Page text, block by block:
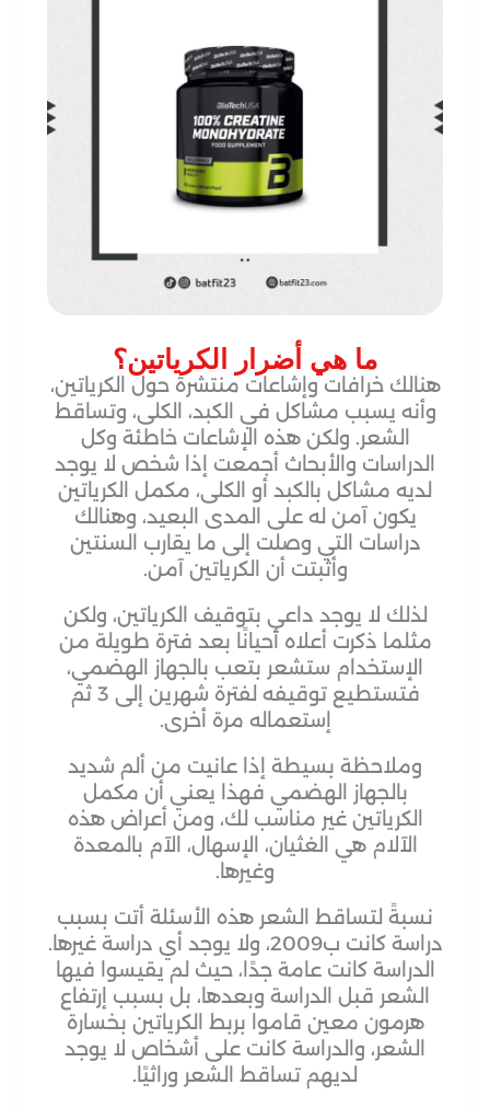
ما هي أضرار الكرياتين؟
هنالك خرافات وإشاعات منتشرة حول الكرياتين،
وأنه يسبب مشاكل في الكبد، الكلى، وتساقط
الشعر. ولكن هذه الإشاعات خاطئة وكل
الدراسات والأبحاث أجمعت إذا شخص لا يوجد
لديه مشاكل بالكبد أو الكلى، مكمل الكرياتين
يكون آمن له على المدى البعيد، وهنالك
دراسات التي وصلت إلى ما يقارب السنتين
وأثبتت أن الكرياتين آمن.
لذلك لا يوجد داعي بتوقيف الكرياتين، ولكن
مثلما ذكرت أعلاه أحيانًا بعد فترة طويلة من
الإستخدام ستشعر بتعب بالجهاز الهضمي،
فتستطيع توقيفه لفترة شهرين إلى 3 ثم
إستعماله مرة أخرى.
وملاحظة بسيطة إذا عانيت من ألم شديد
بالجهاز الهضمي فهذا يعني أن مكمل
الكرياتين غير مناسب لك، ومن أعراض هذه
الآلام هي الغثيان، الإسهال، الآم بالمعدة
وغيرها.
نسبةً لتساقط الشعر هذه الأسئلة أتت بسبب
دراسة كانت ب2009، ولا يوجد أي دراسة غيرها.
الدراسة كانت عامة جدًا، حيث لم يقيسوا فيها
الشعر قبل الدراسة وبعدها، بل بسبب إرتفاع
هرمون معين قاموا بربط الكرياتين بخسارة
الشعر، والدراسة كانت على أشخاص لا يوجد
لديهم تساقط الشعر وراثيًا.